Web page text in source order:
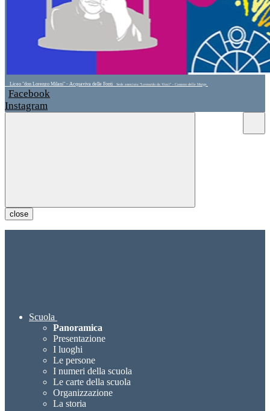
Liceo "don Lorenzo Milani" - Acquaviva delle Fonti Sede associata "Leonardo da Vinci" - Cassano delle Murge
Facebook
Instagram
close
Scuola
Panoramica
Presentazione
I luoghi
Le persone
I numeri della scuola
Le carte della scuola
Organizzazione
La storia